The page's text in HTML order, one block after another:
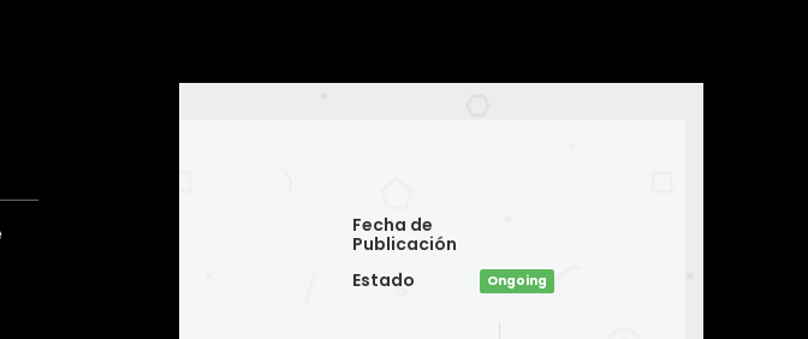
Fecha de
Publicación
Estado
Ongoing